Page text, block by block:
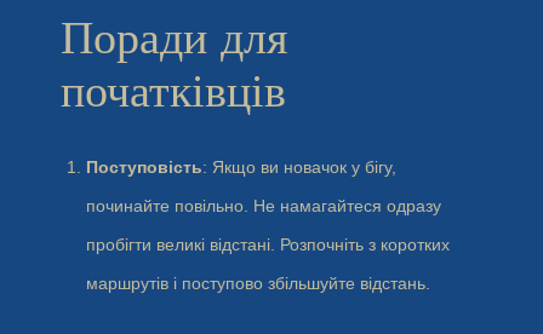
Поради для
початківців
Поступовість: Якщо ви новачок у бігу,
починайте повільно. Не намагайтеся одразу
пробігти великі відстані. Розпочніть з коротких
маршрутів і поступово збільшуйте відстань.